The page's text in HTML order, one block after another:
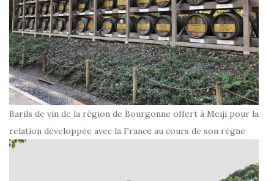
Barils de vin de la région de Bourgonne offert à Meiji pour la
relation développée avec la France au cours de son règne